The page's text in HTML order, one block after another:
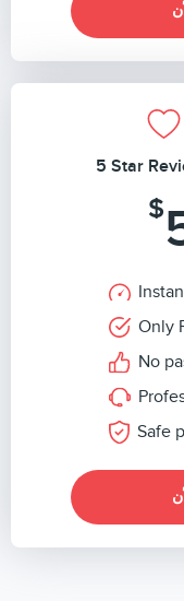
5 Star
$
Only
No
Safe